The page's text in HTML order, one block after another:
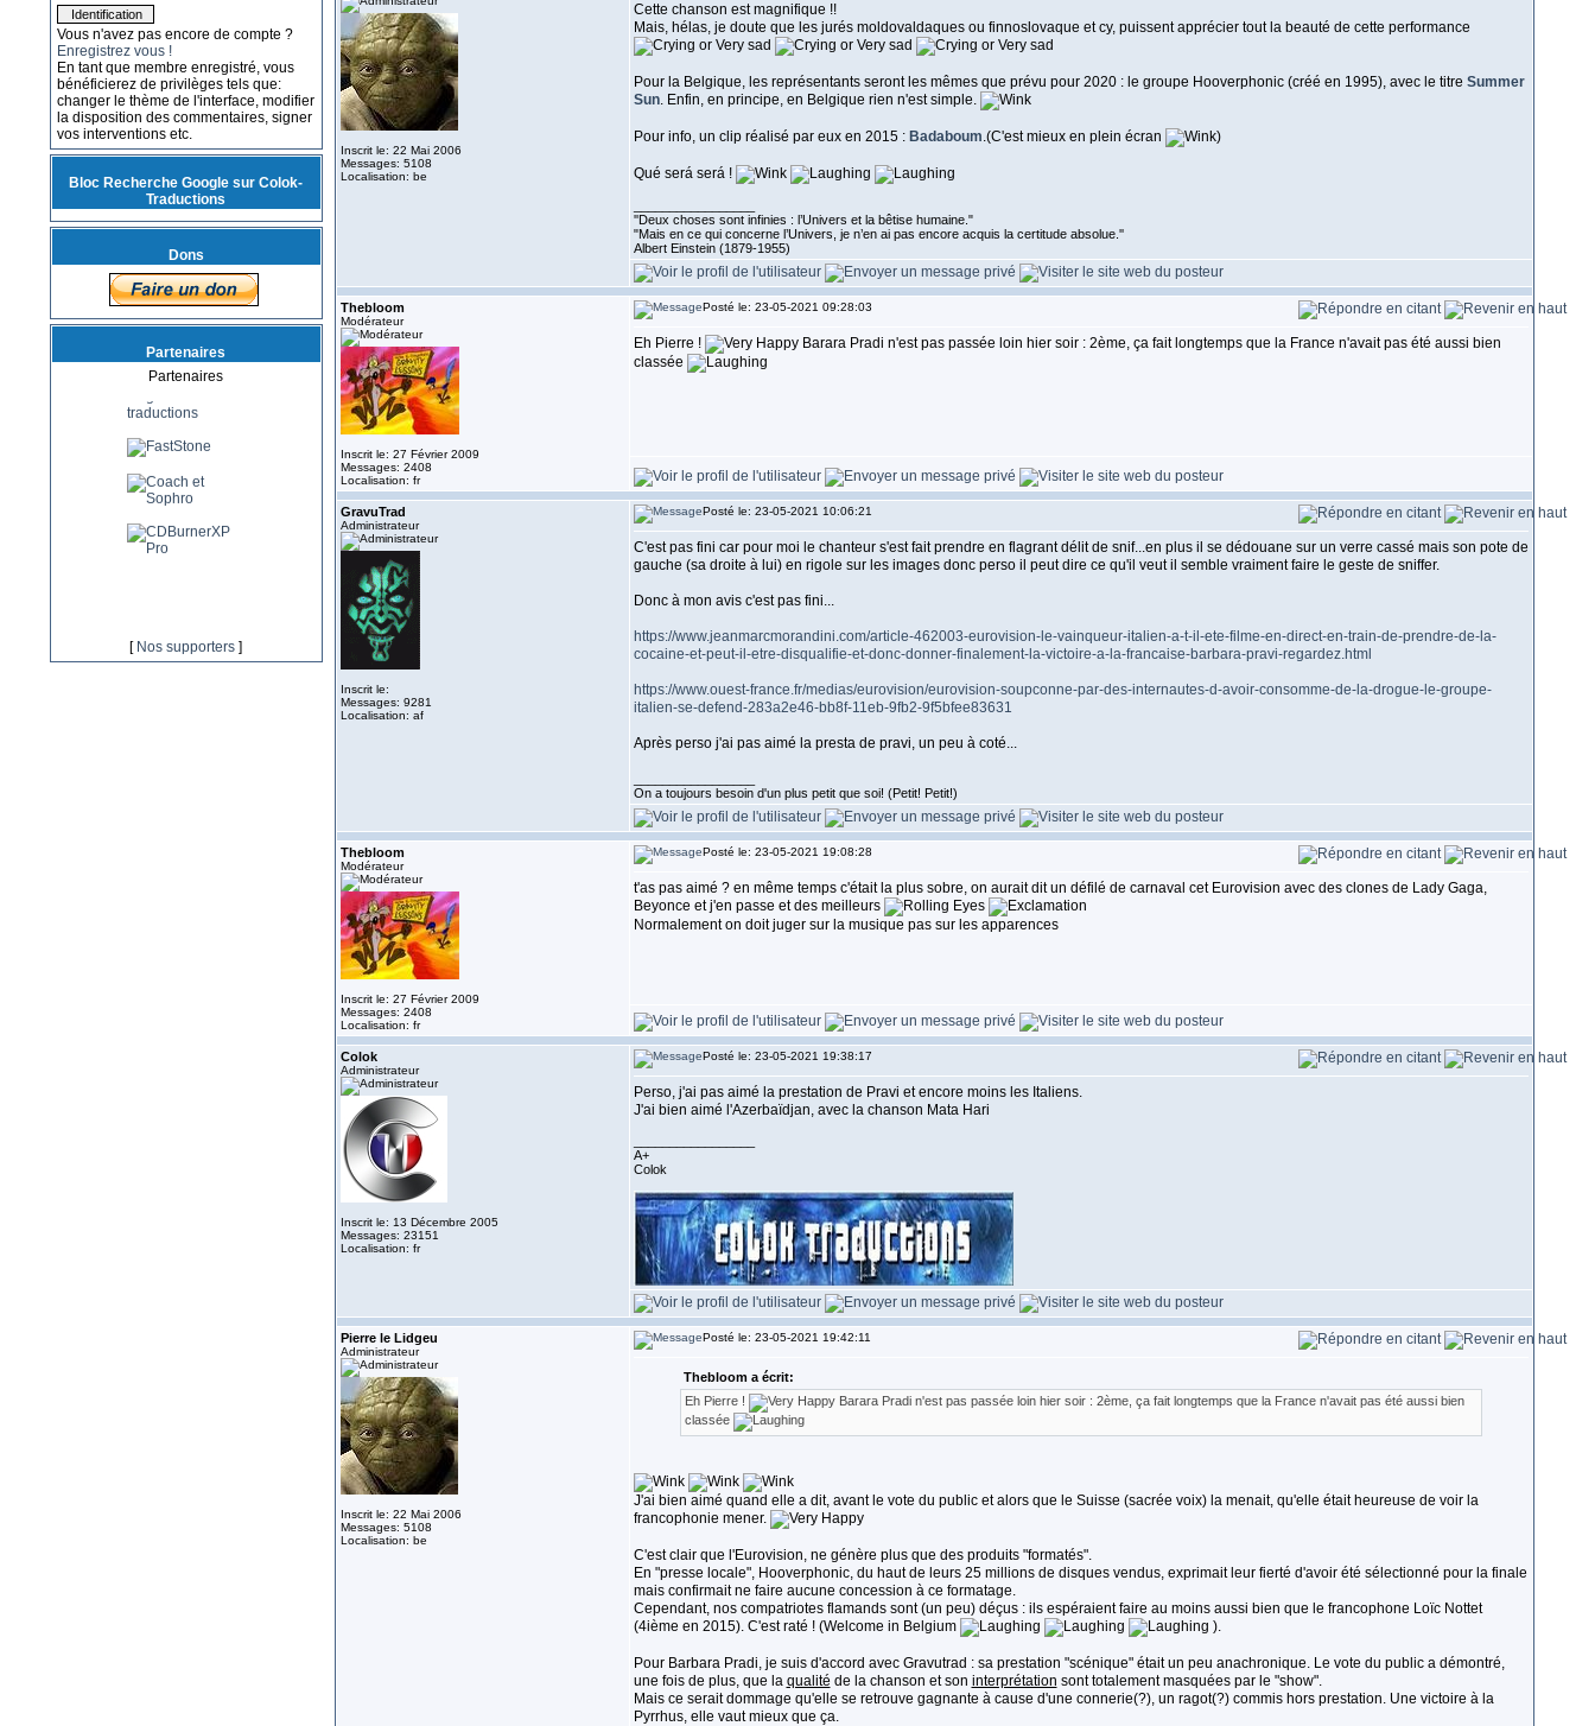
Vous n'avez pas encore de compte ?
Enregistrez vous !
En tant que membre enregistré, vous
bénéficierez de privilèges tels que:
changer le thème de l'interface, modifier
la disposition des commentaires, signer
vos interventions etc.
Bloc Recherche Google sur Colok-
Traductions
Dons
Partenaires
Partenaires
[ Nos supporters ]
Inscrit le: 22 Mai 2006
Messages: 5108
Localisation: be
Cette chanson est magnifique !!
Mais, hélas, je doute que les jurés moldovaldaques ou finnoslovaque et cy, puissent apprécier tout la beauté de cette performance
Pour la Belgique, les représentants seront les mêmes que prévu pour 2020 : le groupe Hooverphonic (créé en 1995), avec le titre Summer
Sun. Enfin, en principe, en Belgique rien n'est simple.
Pour info, un clip réalisé par eux en 2015 : Badaboum.(C'est mieux en plein écran )
Qué será será !
''Deux choses sont infinies : l’Univers et la bêtise humaine."
"Mais en ce qui concerne l’Univers, je n’en ai pas encore acquis la certitude absolue.''
Albert Einstein (1879-1955)
Thebloom
Modérateur
Inscrit le: 27 Février 2009
Messages: 2408
Localisation: fr
Posté le: 23-05-2021 09:28:03
Eh Pierre !
Barara Pradi n'est pas passée loin hier soir : 2ème, ça fait longtemps que la France n'avait pas été aussi bien
classée
GravuTrad
Administrateur
Inscrit le:
Messages: 9281
Localisation: af
Posté le: 23-05-2021 10:06:21
C'est pas fini car pour moi le chanteur s'est fait prendre en flagrant délit de snif...en plus il se dédouane sur un verre cassé mais son pote de
gauche (sa droite à lui) en rigole sur les images donc perso il peut dire ce qu'il veut il semble vraiment faire le geste de sniffer.
Donc à mon avis c'est pas fini...
https://www.jeanmarcmorandini.com/article-462003-eurovision-le-vainqueur-italien-a-t-il-ete-filme-en-direct-en-train-de-prendre-de-la-
cocaine-et-peut-il-etre-disqualifie-et-donc-donner-finalement-la-victoire-a-la-francaise-barbara-pravi-regardez.html
https://www.ouest-france.fr/medias/eurovision/eurovision-soupconne-par-des-internautes-d-avoir-consomme-de-la-drogue-le-groupe-
italien-se-defend-283a2e46-bb8f-11eb-9fb2-9f5bfee83631
Après perso j'ai pas aimé la presta de pravi, un peu à coté...
On a toujours besoin d'un plus petit que soi! (Petit! Petit!)
Thebloom
Modérateur
Inscrit le: 27 Février 2009
Messages: 2408
Localisation: fr
Posté le: 23-05-2021 19:08:28
t'as pas aimé ? en même temps c'était la plus sobre, on aurait dit un défilé de carnaval cet Eurovision avec des clones de Lady Gaga,
Beyonce et j'en passe et des meilleurs
Normalement on doit juger sur la musique pas sur les apparences
Colok
Administrateur
Inscrit le: 13 Décembre 2005
Messages: 23151
Localisation: fr
Posté le: 23-05-2021 19:38:17
Perso, j'ai pas aimé la prestation de Pravi et encore moins les Italiens.
J'ai bien aimé l'Azerbaïdjan, avec la chanson Mata Hari
A+
Colok
Pierre le Lidgeu
Administrateur
Inscrit le: 22 Mai 2006
Messages: 5108
Localisation: be
Posté le: 23-05-2021 19:42:11
Thebloom a écrit:
Eh Pierre !
Barara Pradi n'est pas passée loin hier soir : 2ème, ça fait longtemps que la France n'avait pas été aussi bien
classée
J'ai bien aimé quand elle a dit, avant le vote du public et alors que le Suisse (sacrée voix) la menait, qu'elle était heureuse de voir la
francophonie mener.
C'est clair que l'Eurovision, ne génère plus que des produits "formatés".
En "presse locale", Hooverphonic, du haut de leurs 25 millions de disques vendus, exprimait leur fierté d'avoir été sélectionné pour la finale
mais confirmait ne faire aucune concession à ce formatage.
Cependant, nos compatriotes flamands sont (un peu) déçus : ils espéraient faire au moins aussi bien que le francophone Loïc Nottet
(4ième en 2015). C'est raté ! (Welcome in Belgium
).
Pour Barbara Pradi, je suis d'accord avec Gravutrad : sa prestation "scénique" était un peu anachronique. Le vote du public a démontré,
une fois de plus, que la qualité de la chanson et son interprétation sont totalement masquées par le "show".
Mais ce serait dommage qu'elle se retrouve gagnante à cause d'une connerie(?), un ragot(?) commis hors prestation. Une victoire à la
Pyrrhus, elle vaut mieux que ça.